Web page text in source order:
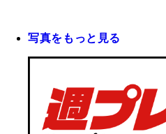
写真をもっと見る